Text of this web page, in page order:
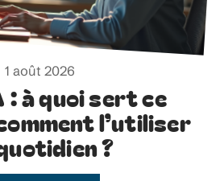
1 août 2026
: à quoi sert ce
l’utiliser
?